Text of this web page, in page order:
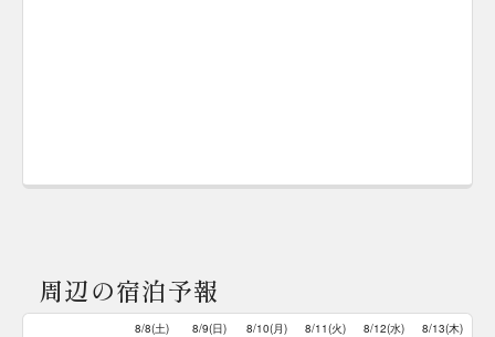
周辺の宿泊予報
8/8(土) 8/9(日) 8/10(月) 8/11(火) 8/12(水) 8/13(木)